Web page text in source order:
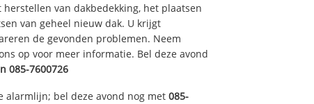
van dakbedekking, het plaatsen
van geheel nieuw dak. U krijgt
de gevonden problemen. Neem
op voor meer informatie. Bel deze avond
085-7600726
alarmlijn; bel deze avond nog met 085-